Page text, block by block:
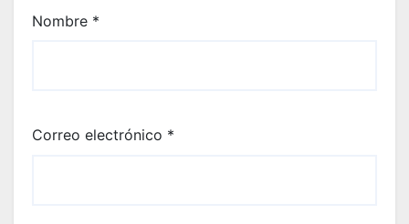
Nombre *
Correo electrónico *